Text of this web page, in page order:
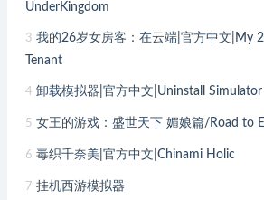
UnderKingdom
3 我的26岁女房客：在云端|官方中文|My
Tenant
4 卸载模拟器|官方中文|Uninstall Simulator
5 女王的游戏：盛世天下 媚娘篇/Road to
6 毒织千奈美|官方中文|Chinami Holic
7 挂机西游模拟器